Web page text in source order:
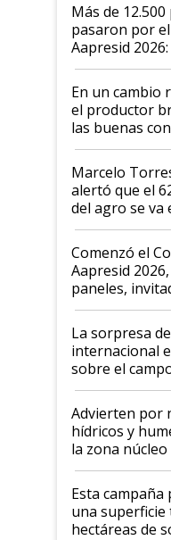
Más de
pasaron por
Aapresid
demostrar
suelo es
sistema
En un cambio
el productor
las buenas
agro
"Los veo más
Marcelo
alertó que el
del agro se va
"No es bueno
Argentina se
las mismas
años"
Comenzó el
Aapresid
paneles,
todas las
La sorpresa
internacional
sobre el
"Estoy muy
Advierten por
hídricos y
la zona núcleo
Esta
una superficie
hectáreas de